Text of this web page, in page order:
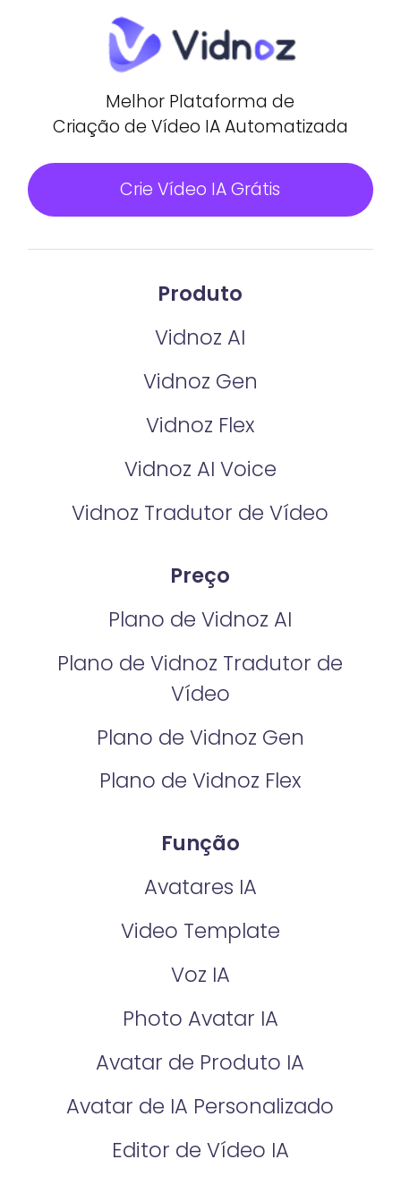
Melhor Plataforma de
Criação de Vídeo IA Automatizada
Crie Vídeo IA Grátis
Produto
Vidnoz AI
Vidnoz Gen
Vidnoz Flex
Vidnoz AI Voice
Vidnoz Tradutor de Vídeo
Preço
Plano de Vidnoz AI
Plano de Vidnoz Tradutor de
Vídeo
Plano de Vidnoz Gen
Plano de Vidnoz Flex
Função
Avatares IA
Video Template
Voz IA
Photo Avatar IA
Avatar de Produto IA
Avatar de IA Personalizado
Editor de Vídeo IA